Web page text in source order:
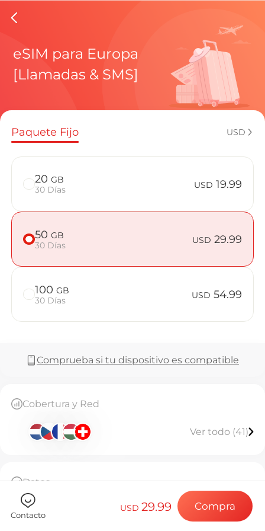
eSIMs
Planes
¿Cómo
Ventajas
Preguntas
Elija su
Instale su
Disfrute de su
Conexión a
eSIM para Europa
[Llamadas & SMS]
Paquete Fijo USD
20 GB
30 Días
USD 19.99
50 GB
30 Días
USD 29.99
100 GB
30 Días
USD 54.99
Comprueba si tu dispositivo es compatible
Cobertura y Red
Ver todo (41)
Datos
50GB de datos de alta velocidad, sin conexión
tras agotarse
Esta eSIM solo se puede instalar una vez
Contacto
USD29.99 Compra